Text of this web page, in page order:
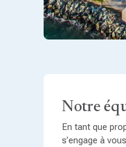
Notre
En tant que
s’engage à